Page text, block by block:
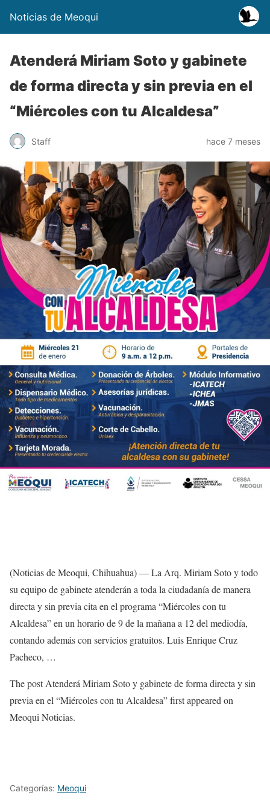
Noticias de Meoqui
Atenderá Miriam Soto y gabinete
de forma directa y sin previa en el
“Miércoles con tu Alcaldesa”
Staff hace 7 meses
(Noticias de Meoqui, Chihuahua) — La Arq. Miriam Soto y todo
su equipo de gabinete atenderán a toda la ciudadanía de manera
directa y sin previa cita en el programa “Miércoles con tu
Alcaldesa” en un horario de 9 de la mañana a 12 del mediodía,
contando además con servicios gratuitos. Luis Enrique Cruz
Pacheco, …
The post Atenderá Miriam Soto y gabinete de forma directa y sin
previa en el “Miércoles con tu Alcaldesa” first appeared on
Meoqui Noticias.
Categorías: Meoqui